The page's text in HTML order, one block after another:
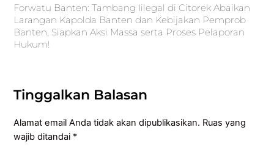
Forwatu Banten: Tambang Iilegal di Citorek Abaikan
Larangan Kapolda Banten dan Kebijakan Pemprob
Banten, Siapkan Aksi Massa serta Proses Pelaporan
Hukum!
Tinggalkan Balasan
Alamat email Anda tidak akan dipublikasikan. Ruas yang
wajib ditandai *